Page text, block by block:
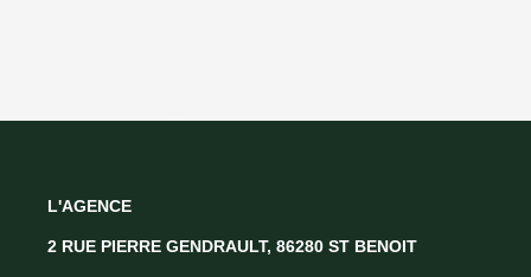
L'AGENCE
2 RUE PIERRE GENDRAULT, 86280 ST BENOIT